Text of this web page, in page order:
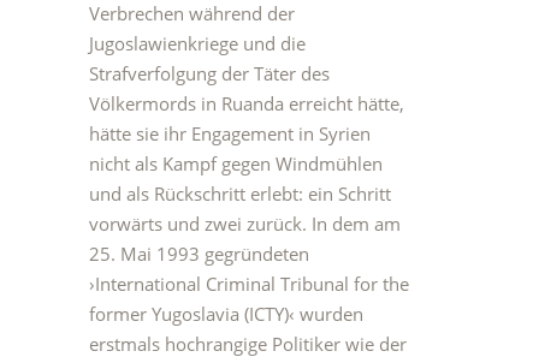
Verbrechen während der
Jugoslawienkriege und die
Strafverfolgung der Täter des
Völkermords in Ruanda erreicht hätte,
hätte sie ihr Engagement in Syrien
nicht als Kampf gegen Windmühlen
und als Rückschritt erlebt: ein Schritt
vorwärts und zwei zurück. In dem am
25. Mai 1993 gegründeten
›International Criminal Tribunal for the
former Yugoslavia (ICTY)‹ wurden
erstmals hochrangige Politiker wie der